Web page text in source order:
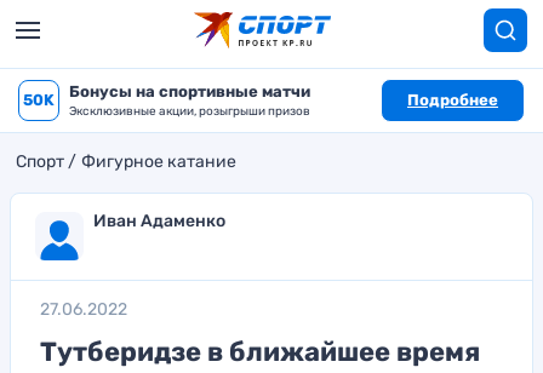
50K Бонусы на спортивные матчи
Эксклюзивные акции, розыгрыши призов
Подробнее
Спорт Фигурное катание
Иван Адаменко
27.06.2022
Тутберидзе в ближайшее время